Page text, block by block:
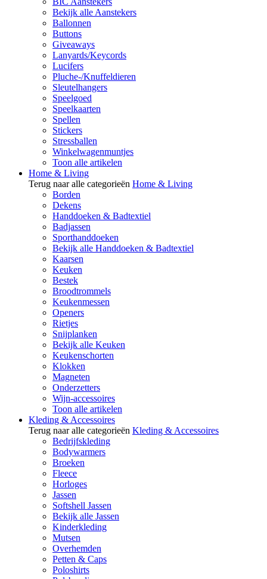
Bekijk alle Aanstekers
Ballonnen
Buttons
Giveaways
Lanyards/Keycords
Lucifers
Pluche-/Knuffeldieren
Sleutelhangers
Speelgoed
Speelkaarten
Spellen
Stickers
Stressballen
Winkelwagenmuntjes
Toon alle artikelen
Home & Living
Terug naar alle categorieën Home & Living
Borden
Dekens
Handdoeken & Badtextiel
Badjassen
Sporthanddoeken
Bekijk alle Handdoeken & Badtextiel
Kaarsen
Keuken
Bestek
Broodtrommels
Keukenmessen
Openers
Rietjes
Snijplanken
Bekijk alle Keuken
Keukenschorten
Klokken
Magneten
Onderzetters
Wijn-accessoires
Toon alle artikelen
Kleding & Accessoires
Terug naar alle categorieën Kleding & Accessoires
Bedrijfskleding
Bodywarmers
Broeken
Fleece
Horloges
Jassen
Softshell Jassen
Bekijk alle Jassen
Kinderkleding
Mutsen
Overhemden
Petten & Caps
Poloshirts